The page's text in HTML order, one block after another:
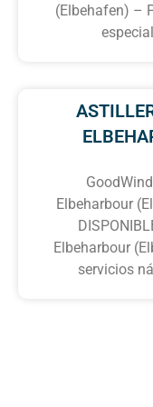
(Elbehafen) –
Elbeharbour
Elbeharbour
servicios